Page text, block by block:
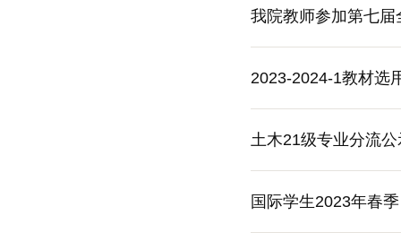
我院教师参加第七
2023-2024-1教材选
土木21级专业分流公
国际学生2023年春